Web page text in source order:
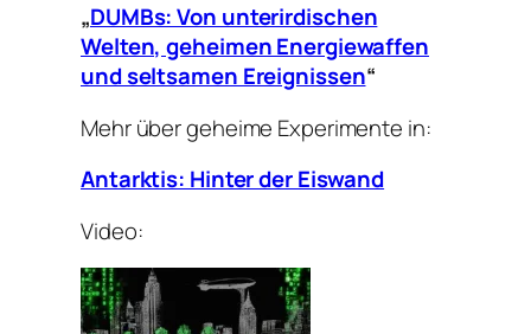
„DUMBs: Von unterirdischen
Welten, geheimen Energiewaffen
und seltsamen Ereignissen“
Mehr über geheime Experimente in:
Antarktis: Hinter der Eiswand
Video: